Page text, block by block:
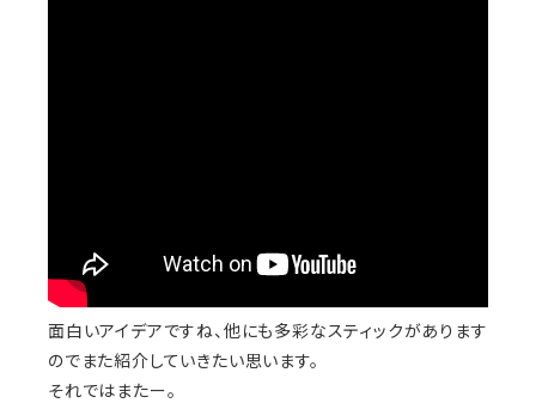
面白いアイデアですね、他にも多彩なスティックがあります
のでまた紹介していきたい思います。
それではまたー。